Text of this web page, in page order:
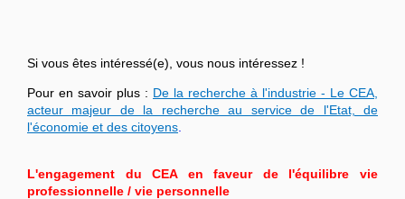
Si vous êtes intéressé(e), vous nous intéressez !
Pour en savoir plus : De la recherche à l'industrie - Le CEA,
acteur majeur de la recherche au service de l'Etat, de
l'économie et des citoyens
L'engagement du CEA en faveur de l'équilibre vie
professionnelle / vie personnelle